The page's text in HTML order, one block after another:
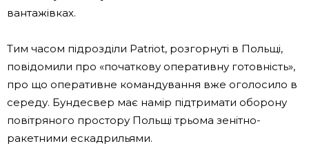
вантажівках.
Тим часом підрозділи Patriot, розгорнуті в Польщі,
повідомили про «початкову оперативну готовність»,
про що оперативне командування вже оголосило в
середу. Бундесвер має намір підтримати оборону
повітряного простору Польщі трьома зенітно-
ракетними ескадрильями.